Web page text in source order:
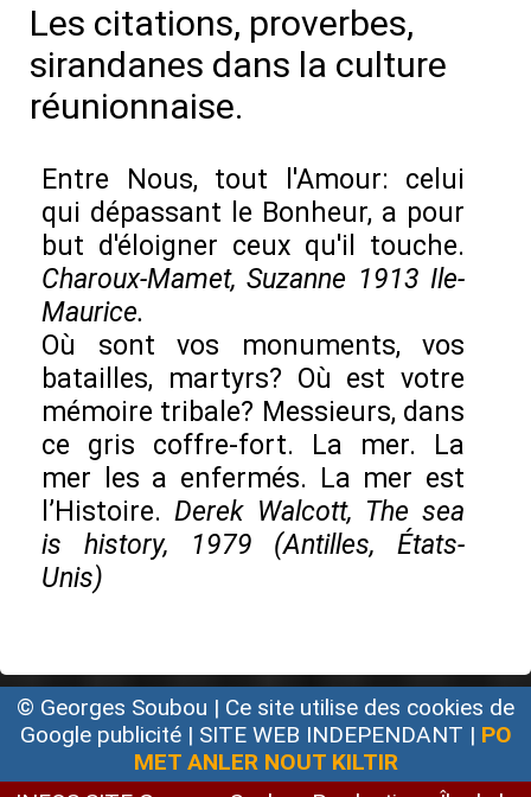
Les citations, proverbes,
sirandanes dans la culture
réunionnaise.
Entre Nous, tout l'Amour: celui
qui dépassant le Bonheur, a pour
but d'éloigner ceux qu'il touche.
Charoux-Mamet, Suzanne 1913 Ile-
Maurice.
Où sont vos monuments, vos
batailles, martyrs? Où est votre
mémoire tribale? Messieurs, dans
ce gris coffre-fort. La mer. La
mer les a enfermés. La mer est
l’Histoire. Derek Walcott, The sea
is history, 1979 (Antilles, États-
Unis)
© Georges Soubou | Ce site utilise des cookies de
Google publicité | SITE WEB INDEPENDANT | PO
MET ANLER NOUT KILTIR